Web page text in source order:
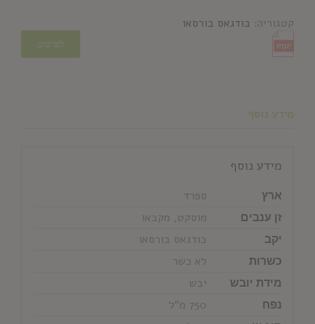
קטגוריה: בודגאס בורסאו
לפרטים
מידע נוסף
מידע נוסף
ארץ
ספרד
זן ענבים
מוסקט, מקבאו
יקב
בודגאס בורסאו
כשרות
לא כשר
מידת יובש
יבש
נפח
750 מ"ל